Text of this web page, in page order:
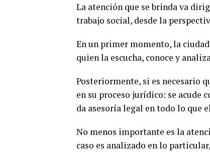
La atención que se brinda va
trabajo social, desde la
En un primer momento, la
quien la escucha, conoce y
Posteriormente, si es necesario
en su proceso jurídico: se acude
da asesoría legal en todo lo que
No menos importante es la
caso es analizado en lo